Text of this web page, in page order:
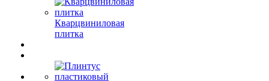
Кварцвиниловая
плитка